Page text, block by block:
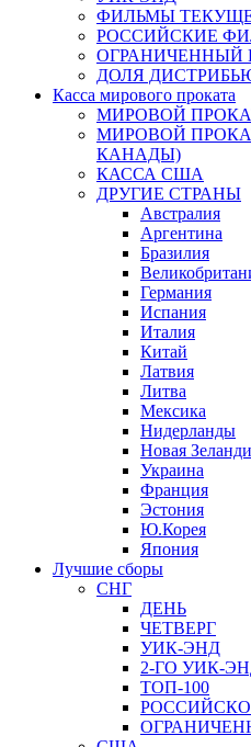
ФИЛЬМЫ
РОССИЙСКИЕ
ОГРАНИЧЕННЫЙ
ДОЛЯ
Касса мирового проката
МИРОВОЙ
МИРОВОЙ
КАНАДЫ)
КАССА США
ДРУГИЕ СТРАНЫ
Австралия
Аргентина
Бразилия
Германия
Испания
Италия
Китай
Латвия
Литва
Мексика
Нидерланды
Новая
Украина
Франция
Эстония
Ю.Корея
Япония
Лучшие сборы
СНГ
ДЕНЬ
ЧЕТВЕРГ
УИК-ЭНД
2-ГО УИК-
ТОП-100